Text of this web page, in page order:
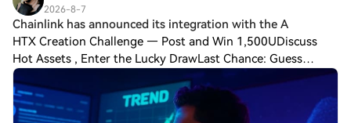
2026-8-7
Chainlink has announced its integration with the A
HTX Creation Challenge — Post and Win 1,500UDiscuss
Hot Assets , Enter the Lucky DrawLast Chance: Guess
Correctly Today and Win MoreChainlink has announced its
integration with the Arc ecosystem, prov